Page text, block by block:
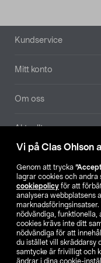
Vi på Clas Ohlson
Genom att trycka
lagrar cookies och andra
cookiepolicy för att
analysera webbplatsens
nödvändiga, funktionella,
cookies krävs inte ditt
nödvändiga för att
du istället vill skräddarsy
samtycke är frivilligt och
ändrar i dina cookie-
Sidfot
Kundservice
Mitt konto
Om oss
Aktuellt